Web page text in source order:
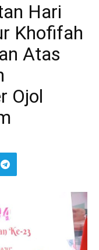
Hari
Khofifah
Atas
Ojol